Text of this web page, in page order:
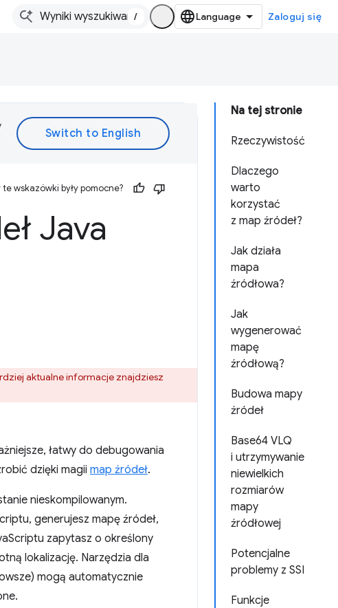
/ Zaloguj się
Na tej stronie
Rzeczywistość
Dlaczego
warto
korzystać
z map źródeł?
Jak działa
mapa
źródłowa?
Jak
wygenerować
mapę
źródłową?
Budowa mapy
źródeł
Base64 VLQ
i utrzymywanie
niewielkich
rozmiarów
mapy
źródłowej
Potencjalne
problemy z SSI
Funkcje
te wskazówki były pomocne?
Java
aktualne informacje znajdziesz
łatwy do debugowania
dzięki magii map źródeł.
nieskompilowanym.
generujesz mapę źródeł,
zapytasz o określony
lokalizację. Narzędzia dla
mogą automatycznie